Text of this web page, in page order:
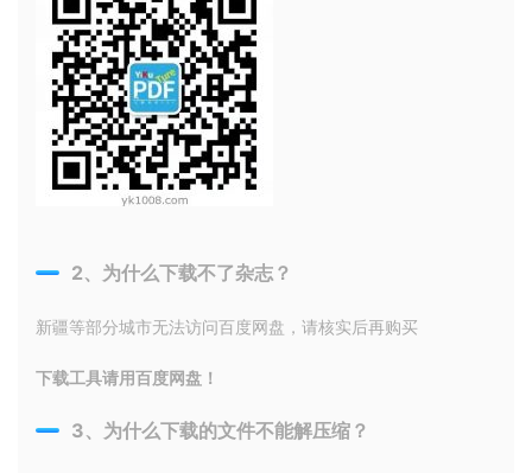
2、为什么下载不了杂志？
新疆等部分城市无法访问百度网盘，请核实后再购买
下载工具请用百度网盘！
3、为什么下载的文件不能解压缩？